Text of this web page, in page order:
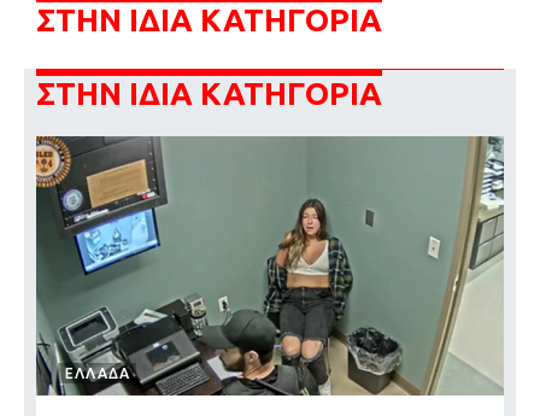
ΣΤΗΝ ΙΔΙΑ ΚΑΤΗΓΟΡΙΑ
ΣΤΗΝ ΙΔΙΑ ΚΑΤΗΓΟΡΙΑ
ΕΛΛΑΔΑ